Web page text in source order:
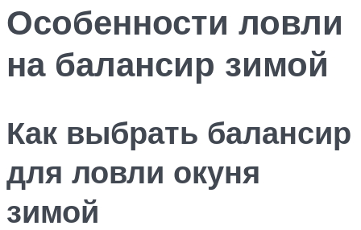
Особенности ловли
на балансир зимой
Как выбрать балансир
для ловли окуня
зимой